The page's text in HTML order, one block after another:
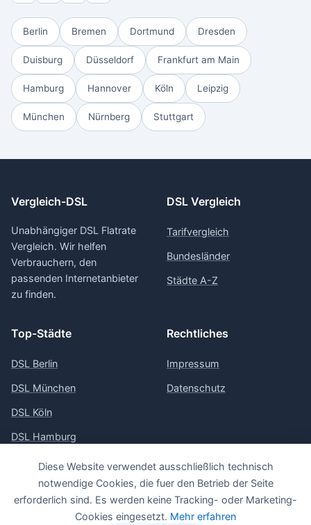
Berlin Bremen Dortmund Dresden
Duisburg Düsseldorf Frankfurt am Main
Hamburg Hannover Köln Leipzig
München Nürnberg Stuttgart
Vergleich-DSL
Unabhängiger DSL Flatrate
Vergleich. Wir helfen
Verbrauchern, den
passenden Internetanbieter
zu finden.
DSL Vergleich
Tarifvergleich
Bundesländer
Städte A-Z
Top-Städte
DSL Berlin
DSL München
DSL Köln
DSL Hamburg
DSL Frankfurt
Rechtliches
Impressum
Datenschutz
Diese Website verwendet ausschließlich technisch
notwendige Cookies, die fuer den Betrieb der Seite
erforderlich sind. Es werden keine Tracking- oder Marketing-
Cookies eingesetzt. Mehr erfahren